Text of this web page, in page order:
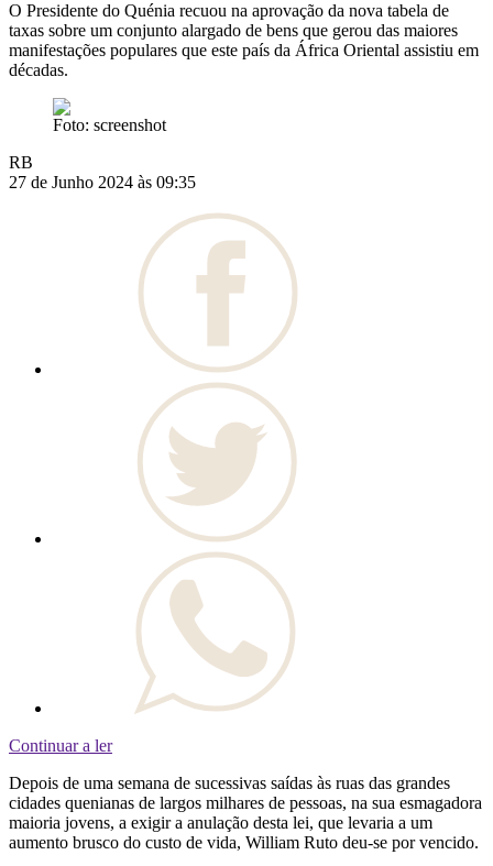
O Presidente do Quénia recuou na aprovação da nova tabela de
taxas sobre um conjunto alargado de bens que gerou das maiores
manifestações populares que este país da África Oriental assistiu em
décadas.
Foto: screenshot
RB
27 de Junho 2024 às 09:35
Continuar a ler
Depois de uma semana de sucessivas saídas às ruas das grandes
cidades quenianas de largos milhares de pessoas, na sua esmagadora
maioria jovens, a exigir a anulação desta lei, que levaria a um
aumento brusco do custo de vida, William Ruto deu-se por vencido.